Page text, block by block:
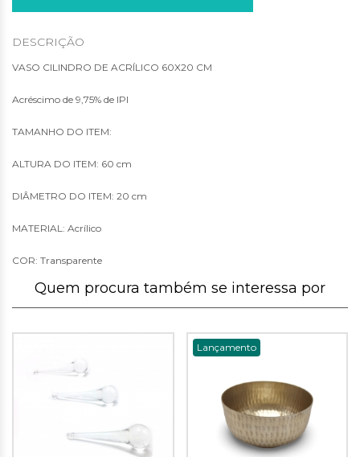
DESCRIÇÃO
VASO CILINDRO DE ACRÍLICO 60X20 CM
Acréscimo de 9,75% de IPI
TAMANHO DO ITEM:
ALTURA DO ITEM: 60 cm
DIÂMETRO DO ITEM: 20 cm
MATERIAL: Acrílico
COR: Transparente
Quem procura também se interessa por
Lançamento